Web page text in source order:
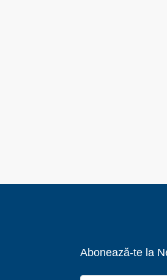
Abonează-te la